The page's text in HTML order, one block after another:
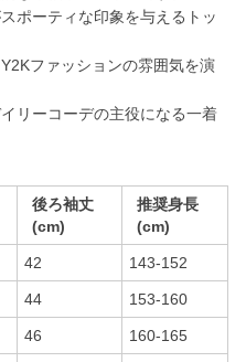
ポーティな印象を与えるトッ
ファッションの雰囲気を演
リーコーデの主役になる一着
後ろ袖丈
(cm)
推奨身長
(cm)
42 143-152
44 153-160
46 160-165